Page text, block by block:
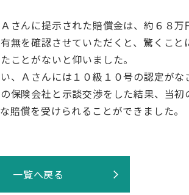
んに提示された賠償金は、約６８万
無を確認させていただくと、驚くこと
ことがないと仰いました。
Ａさんには１０級１０号の認定がな
保険会社と示談交渉をした結果、当初
賠償を受けられることができました。
一覧へ戻る